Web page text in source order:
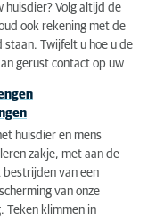
huisdier? Volg altijd de
ook rekening met de
Twijfelt u hoe u de
gerust contact op uw
huisdier en mens
zakje, met aan de
van een
van onze
Teken klimmen in